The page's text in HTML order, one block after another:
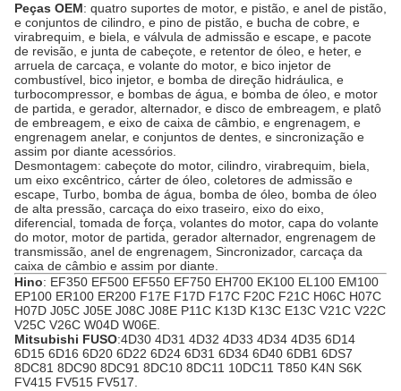
Peças OEM: quatro suportes de motor, e pistão, e anel de pistão,
e conjuntos de cilindro, e pino de pistão, e bucha de cobre, e
virabrequim, e biela, e válvula de admissão e escape, e pacote
de revisão, e junta de cabeçote, e retentor de óleo, e heter, e
arruela de carcaça, e volante do motor, e bico injetor de
combustível, bico injetor, e bomba de direção hidráulica, e
turbocompressor, e bombas de água, e bomba de óleo, e motor
de partida, e gerador, alternador, e disco de embreagem, e platô
de embreagem, e eixo de caixa de câmbio, e engrenagem, e
engrenagem anelar, e conjuntos de dentes, e sincronização e
assim por diante acessórios.
Desmontagem: cabeçote do motor, cilindro, virabrequim, biela,
um eixo excêntrico, cárter de óleo, coletores de admissão e
escape, Turbo, bomba de água, bomba de óleo, bomba de óleo
de alta pressão, carcaça do eixo traseiro, eixo do eixo,
diferencial, tomada de força, volantes do motor, capa do volante
do motor, motor de partida, gerador alternador, engrenagem de
transmissão, anel de engrenagem, Sincronizador, carcaça da
caixa de câmbio e assim por diante.
Hino: EF350 EF500 EF550 EF750 EH700 EK100 EL100 EM100
EP100 ER100 ER200 F17E F17D F17C F20C F21C H06C H07C
H07D J05C J05E J08C J08E P11C K13D K13C E13C V21C V22C
V25C V26C W04D W06E.
Mitsubishi FUSO:4D30 4D31 4D32 4D33 4D34 4D35 6D14
6D15 6D16 6D20 6D22 6D24 6D31 6D34 6D40 6DB1 6DS7
8DC81 8DC90 8DC91 8DC10 8DC11 10DC11 T850 K4N S6K
FV415 FV515 FV517.